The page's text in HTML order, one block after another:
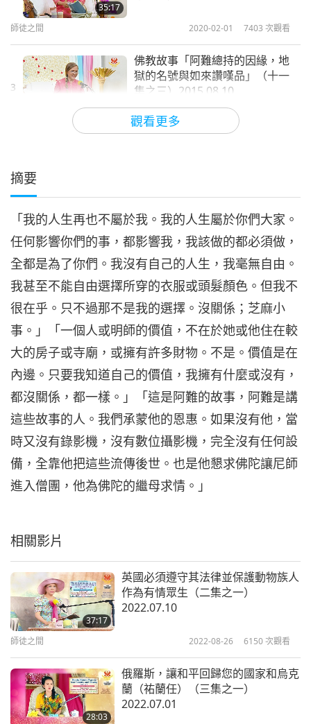
觀看更多
35:17
師徒之間 2020-02-01 7403 次觀看
3
佛教故事「阿難總持的因緣，地
獄的名號與如來讚嘆品」（十一
集之三）2015.08.10
4
33:37
師徒之間 2020-02-03 6867次觀看
5
獄的名號與如來讚嘆品」（十一
集之五）
師徒之間 2020-02-04 6841次觀看
6
33:02
佛教故事「阿難總持的因緣，地
獄的名號與如來讚嘆品」（十一
集之六）
師徒之間 2020-02-05 7219次觀看
7
38:01
佛教故事「阿難總持的因緣，地
獄的名號與如來讚嘆品」（十一
集之七）
8
31:20
獄的名號與如來讚嘆品」（十一
集之八）
師徒之間
9
38:09
佛教故事「阿難總持的因緣，地
獄的名號與如來讚嘆品」（十一
集之九）
師徒之間
摘要
「我的人生再也不屬於我。我的人生屬於你們大家。
任何影響你們的事，都影響我，我該做的都必須做，
全都是為了你們。我沒有自己的人生，我毫無自由。
我甚至不能自由選擇所穿的衣服或頭髮顏色。但我不
很在乎。只不過那不是我的選擇。沒關係；芝麻小
事。」「一個人或明師的價值，不在於她或他住在較
大的房子或寺廟，或擁有許多財物。不是。價值是在
內邊。只要我知道自己的價值，我擁有什麼或沒有，
都沒關係，都一樣。」「這是阿難的故事，阿難是講
這些故事的人。我們承蒙他的恩惠。如果沒有他，當
時又沒有錄影機，沒有數位攝影機，完全沒有任何設
備，全靠他把這些流傳後世。也是他懇求佛陀讓尼師
進入僧團，他為佛陀的繼母求情。」
相關影片
37:17
英國必須遵守其法律並保護動物族人
作為有情眾生（二集之一）
2022.07.10
師徒之間 2022-08-26 6150次觀看
28:03
俄羅斯，讓和平回歸您的國家和烏克
蘭（祐蘭任）（三集之一）
2022.07.01